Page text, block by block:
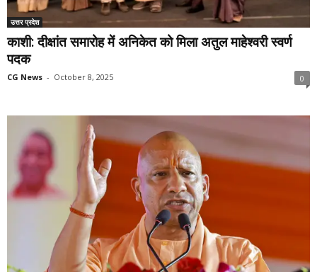
उत्तर प्रदेश
काशी: दीक्षांत समारोह में अनिकेत को मिला अतुल माहेश्वरी स्वर्ण
पदक
CG News - October 8, 2025 0